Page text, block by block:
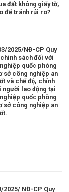
đất không giấy tờ,
để tránh rủi ro?
2025/NĐ-CP Quy
sách đối với
quốc phòng
sở công nghiệp an
và chế độ, chính
người lao động tại
quốc phòng
sở công nghiệp an
2025/ NĐ-CP Quy